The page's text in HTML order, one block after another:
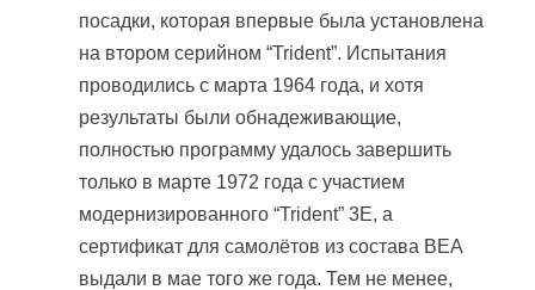
посадки, которая впервые была установлена
на втором серийном “Trident”. Испытания
проводились с марта 1964 года, и хотя
результаты были обнадеживающие,
полностью программу удалось завершить
только в марте 1972 года с участием
модернизированного “Trident” 3E, а
сертификат для самолётов из состава BEA
выдали в мае того же года. Тем не менее,